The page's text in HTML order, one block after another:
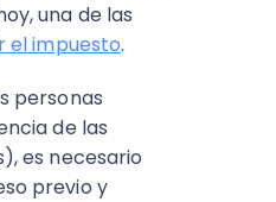
una de las
el impuesto.
personas
de las
es necesario
previo y